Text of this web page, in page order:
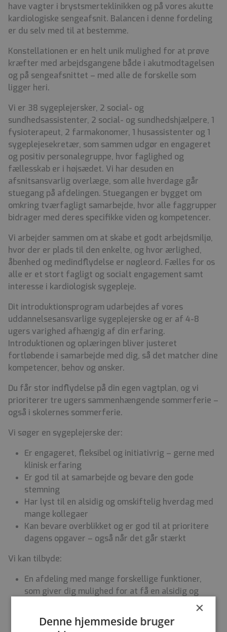
have vagter i brystsmerteklinikken og på vores akutte
kardiologiske sengeafsnit. Balancen i denne fordeling
er du selv med til at bestemme.
Konstellationen er en helt unik mulighed for at prøve
kræfter med arbejdsgangene både i akutmodtagelsen
og på sengeafsnittet – med alle de forskelle som
ligger heri.
Vi er 38 sygeplejersker, 2 social- og
sundhedsassistenter, 2 social- og sundhedshjælpere, 1
fysioterapeut, 2 farmakonomer, 1 husassistenter og 1
sygeplejesekretær, som sammen udgør en engageret
og positiv personalegruppe, hvor faglighed og
fællesskab er i højsædet. Vi har desuden en
afsnitsansvarlig overlæge, som alle hverdage går
stuegang på afdelingen. Stuegangen er bygget om
omkring tværfagligt samarbejde, hvor alle faggrupper
bidrager med deres specifikke viden og kompetencer.
Vi arbejder sammen om at skabe et godt arbejdsmiljø,
hvor der er plads til den enkelte, og hvor ærlighed,
åbenhed og medindflydelse er nøgleord. Fælles for os
alle er et stort fagligt og socialt engagement samt
interesse i kardiologisk sygepleje.
Dit introduktionsprogram udarbejdes af vores
uddannelsesansvarlige sygeplejerske og er af 4-8
ugers varighed afhængig af din erfaring.
Introduktionen og oplæringen bliver justeret
fortløbende i samarbejde med dig, så det matcher dine
kompetencer, behov og ønsker.
Du får stor indflydelse på din egen vagtplan, og vi
prioriterer tre ugers sammenhængende sommerferie –
også i skolernes sommerferie.
Vi søger en sygeplejerske der:
Er engageret, fleksibel og initiativrig – gerne med
klinisk erfaring
Er god til at samarbejde og bevare den gode
stemning
Har lyst til en alsidig og omskiftelig hverdag med
mange kollegaer
Kan bevare overblikket og er god til at prioritere
dagens opgaver – også når det går stærkt
Vi kan tilbyde:
En afdeling med mange forskellige funktioner,
som giver dig mulighed for at få en alsidig og
Et veltilrettelagt introduktionsforløb i skiftende
vagter, med en mentor og en
×
Denne hjemmeside bruger